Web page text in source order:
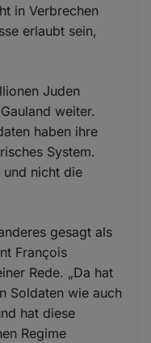
in Verbrechen
erlaubt sein,
Juden
weiter.
haben ihre
System.
und nicht die
gesagt als
François
Rede. „Da hat
Soldaten wie auch
hat diese
Regime